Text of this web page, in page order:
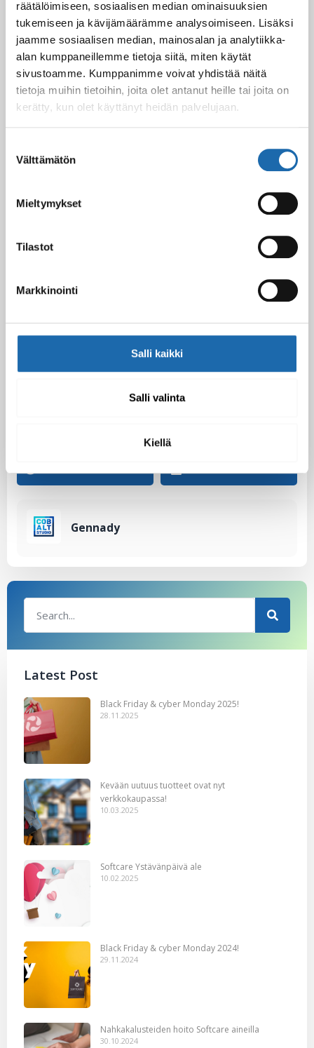
räätälöimiseen, sosiaalisen median ominaisuuksien
tukemiseen ja kävijämäärämme analysoimiseen. Lisäksi
jaamme sosiaalisen median, mainosalan ja analytiikka-
alan kumppaneillemme tietoja siitä, miten käytät
sivustoamme. Kumppanimme voivat yhdistää näitä
tietoja muihin tietoihin, joita olet antanut heille tai joita on
kerätty, kun olet käyttänyt heidän palvelujaan.
valinta
Välttämätön
Mieltymykset
Tilastot
Markkinointi
Salli kaikki
Salli valinta
Kiellä
Twitter LinkedIn
Gennady
Latest Post
Black Friday & cyber Monday 2025!
28.11.2025
Kevään uutuus tuotteet ovat nyt
verkkokaupassa!
10.03.2025
Softcare Ystävänpäivä ale
10.02.2025
Black Friday & cyber Monday 2024!
29.11.2024
Nahkakalusteiden hoito Softcare aineilla
30.10.2024